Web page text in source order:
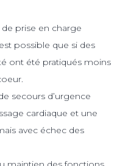
prise en charge
possible que si des
ont été pratiqués moins
secours d’urgence
cardiaque et une
avec échec des